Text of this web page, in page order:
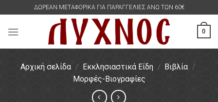
content
ΔΩΡΕΑΝ ΜΕΤΑΦΟΡΙΚΑ ΓΙΑ ΠΑΡΑΓΓΕΛΙΕΣ ΑΝΩ ΤΩΝ 60€
0
Αρχική σελίδα / Εκκλησιαστικά Είδη / Βιβλία /
Μορφές-Βιογραφίες